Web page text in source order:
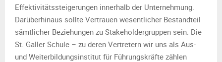
Effektivitätssteigerungen innerhalb der Unternehmung.
Darüberhinaus sollte Vertrauen wesentlicher Bestandteil
sämtlicher Beziehungen zu Stakeholdergruppen sein. Die
St. Galler Schule – zu deren Vertretern wir uns als Aus-
und Weiterbildungsinstitut für Führungskräfte zählen